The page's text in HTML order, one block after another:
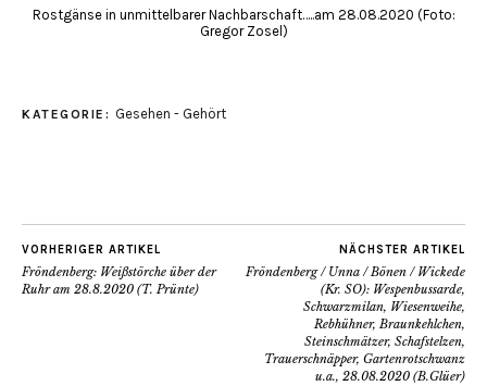
Rostgänse in unmittelbarer Nachbarschaft…..am 28.08.2020 (Foto:
Gregor Zosel)
KATEGORIE: Gesehen - Gehört
VORHERIGER ARTIKEL
Fröndenberg: Weißstörche über der
Ruhr am 28.8.2020 (T. Prünte)
NÄCHSTER ARTIKEL
Fröndenberg / Unna / Bönen / Wickede
(Kr. SO): Wespenbussarde,
Schwarzmilan, Wiesenweihe,
Rebhühner, Braunkehlchen,
Steinschmätzer, Schafstelzen,
Trauerschnäpper, Gartenrotschwanz
u.a., 28.08.2020 (B.Glüer)